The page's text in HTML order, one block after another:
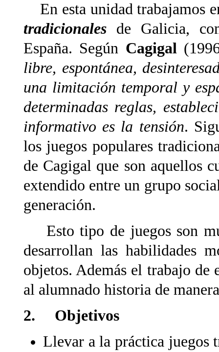
En esta unidad trabajamos
tradicionales de Galicia,
España. Según Cagigal
libre, espontánea,
una limitación temporal y
determinadas reglas,
informativo es la tensión.
los juegos populares
de Cagigal que son aquellos
extendido entre un grupo
generación.
Esto tipo de juegos son
desarrollan las habilidades
objetos. Además el trabajo de
al alumnado historia de
2. Objetivos
Llevar a la práctica juegos